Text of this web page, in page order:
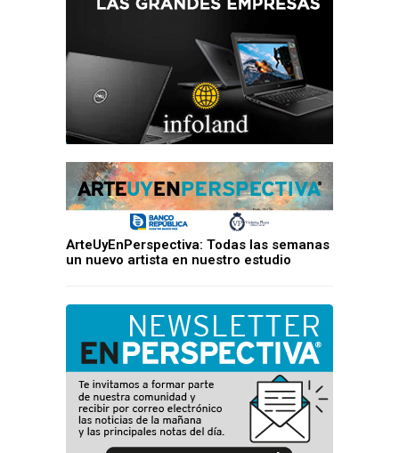
ArteUyEnPerspectiva: Todas las semanas
un nuevo artista en nuestro estudio